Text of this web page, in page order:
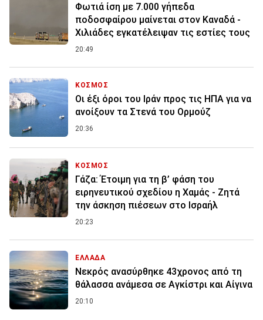
Φωτιά ίση με 7.000 γήπεδα
ποδοσφαίρου μαίνεται στον Καναδά -
Χιλιάδες εγκατέλειψαν τις εστίες τους
20:49
ΚΟΣΜΟΣ
Οι έξι όροι του Ιράν προς τις ΗΠΑ για να
ανοίξουν τα Στενά του Ορμούζ
20:36
ΚΟΣΜΟΣ
Γάζα: Έτοιμη για τη β’ φάση του
ειρηνευτικού σχεδίου η Χαμάς - Ζητά
την άσκηση πιέσεων στο Ισραήλ
20:23
ΕΛΛΑΔΑ
Νεκρός ανασύρθηκε 43χρονος από τη
θάλασσα ανάμεσα σε Αγκίστρι και Αίγινα
20:10